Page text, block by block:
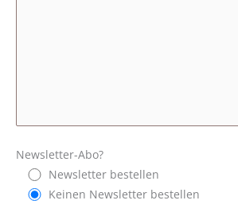
Newsletter-Abo?
Newsletter bestellen
Keinen Newsletter bestellen